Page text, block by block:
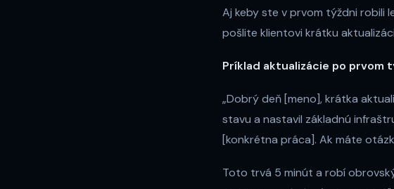
Aj keby ste v prvom týždni robili
pošlite klientovi krátku
Príklad aktualizácie po prvom
„Dobrý deň [meno], krátka
stavu a nastavil základnú
[konkrétna práca]. Ak máte
Toto trvá 5 minút a robí